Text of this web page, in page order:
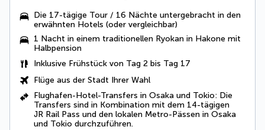
Die 17-tägige Tour / 16 Nächte untergebracht in den
erwähnten Hotels (oder vergleichbar)
1 Nacht in einem traditionellen Ryokan in Hakone mit
Halbpension
Inklusive Frühstück von Tag 2 bis Tag 17
Flüge aus der Stadt Ihrer Wahl
Flughafen-Hotel-Transfers in Osaka und Tokio: Die
Transfers sind in Kombination mit dem 14-tägigen
JR Rail Pass und den lokalen Metro-Pässen in Osaka
und Tokio durchzuführen.